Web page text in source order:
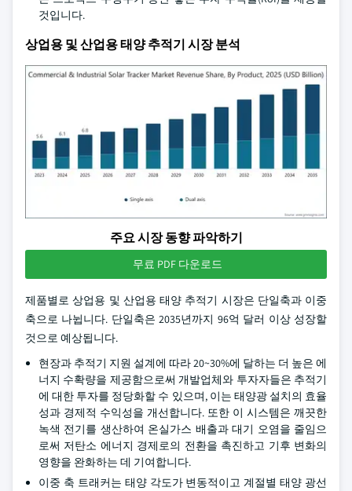
것입니다.
상업용 및 산업용 태양 추적기 시장 분석
주요 시장 동향 파악하기
무료 PDF 다운로드
제품별로 상업용 및 산업용 태양 추적기 시장은 단일축과 이중
축으로 나뉩니다. 단일축은 2035년까지 96억 달러 이상 성장할
것으로 예상됩니다.
현장과 추적기 지원 설계에 따라 20~30%에 달하는 더 높은 에
너지 수확량을 제공함으로써 개발업체와 투자자들은 추적기
에 대한 투자를 정당화할 수 있으며, 이는 태양광 설치의 효율
성과 경제적 수익성을 개선합니다. 또한 이 시스템은 깨끗한
녹색 전기를 생산하여 온실가스 배출과 대기 오염을 줄임으
로써 저탄소 에너지 경제로의 전환을 촉진하고 기후 변화의
영향을 완화하는 데 기여합니다.
이중 축 트래커는 태양 각도가 변동적이고 계절별 태양 광선